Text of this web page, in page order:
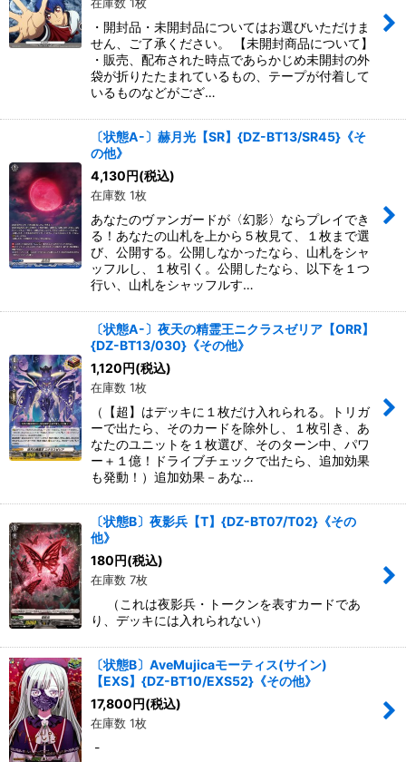
・開封品・未開封品についてはお選びいただけま
せん、ご了承ください。 【未開封商品について】
・販売、配布された時点であらかじめ未開封の外
袋が折りたたまれているもの、テープが付着して
いるものなどがござ…
〔状態A-〕赫月光【SR】{DZ-BT13/SR45}《そ
の他》
4,130円(税込)
在庫数 1枚
あなたのヴァンガードが〈幻影〉ならプレイでき
る！あなたの山札を上から５枚見て、１枚まで選
び、公開する。公開しなかったなら、山札をシャ
ッフルし、１枚引く。公開したなら、以下を１つ
行い、山札をシャッフルす…
〔状態A-〕夜天の精霊王ニクラスゼリア【ORR】
{DZ-BT13/030}《その他》
1,120円(税込)
在庫数 1枚
（【超】はデッキに１枚だけ入れられる。トリガ
ーで出たら、そのカードを除外し、１枚引き、あ
なたのユニットを１枚選び、そのターン中、パワ
ー＋１億！ドライブチェックで出たら、追加効果
も発動！）追加効果－あな…
〔状態B〕夜影兵【T】{DZ-BT07/T02}《その
他》
180円(税込)
在庫数 7枚
（これは夜影兵・トークンを表すカードであ
り、デッキには入れられない）
〔状態B〕AveMujicaモーティス(サイン)
【EXS】{DZ-BT10/EXS52}《その他》
17,800円(税込)
在庫数 1枚
-